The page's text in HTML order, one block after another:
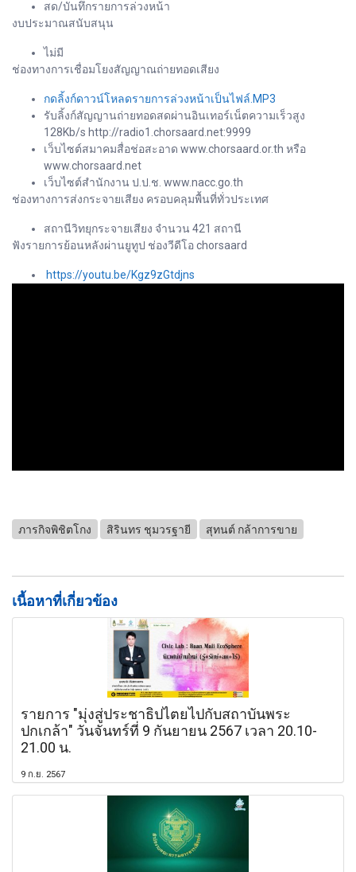
สด/บันทึกรายการล่วงหน้า
งบประมาณสนับสนุน
ไม่มี
ช่องทางการเชื่อมโยงสัญญาณถ่ายทอดเสียง
กดลิ้งก์ดาวน์โหลดรายการล่วงหน้าเป็นไฟล์.MP3
รับลิ้งก์สัญญานถ่ายทอดสดผ่านอินเทอร์เน็ตความเร็วสูง
128Kb/s http://radio1.chorsaard.net:9999
เว็บไซต์สมาคมสื่อช่อสะอาด www.chorsaard.or.th หรือ
www.chorsaard.net
เว็บไซต์สำนักงาน ป.ป.ช. www.nacc.go.th
ช่องทางการส่งกระจายเสียง ครอบคลุมพื้นที่ทั่วประเทศ
สถานีวิทยุกระจายเสียง จำนวน 421 สถานี
ฟังรายการย้อนหลังผ่านยูทูป ช่องวีดีโอ chorsaard
https://youtu.be/Kgz9zGtdjns
ภารกิจพิชิตโกง สิรินทร ชุมวรฐายี สุทนต์ กล้าการขาย
เนื้อหาที่เกี่ยวข้อง
รายการ "มุ่งสู่ประชาธิปไตยไปกับสถาบันพระ
ปกเกล้า" วันจันทร์ที่ 9 กันยายน 2567 เวลา 20.10-
21.00 น.
9 ก.ย. 2567